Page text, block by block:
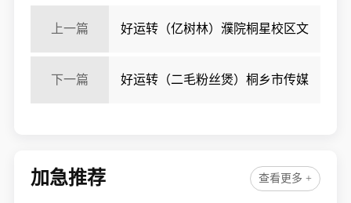
上一篇 好运转（亿树林）濮院桐星校区文
具便利店转让房租583一月
下一篇 好运转（二毛粉丝煲）桐乡市传媒
加急推荐 查看更多 +